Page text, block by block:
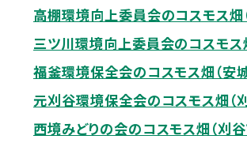
高棚環境向上委員会のコスモス畑
三ツ川環境向上委員会のコスモス
福釜環境保全会のコスモス畑（安城
元刈谷環境保全会のコスモス畑（
西境みどりの会のコスモス畑（刈谷